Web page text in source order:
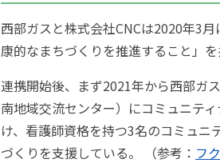
西部ガスと株式会社CNCは2020年3
康的なまちづくりを推進すること」
連携開始後、まず2021年から西部ガ
南地域交流センター）にコミュニテ
け、看護師資格を持つ3名のコミュ
づくりを支援している。 （参考： フ